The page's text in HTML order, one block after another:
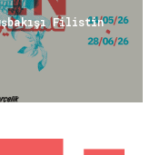
Filistin